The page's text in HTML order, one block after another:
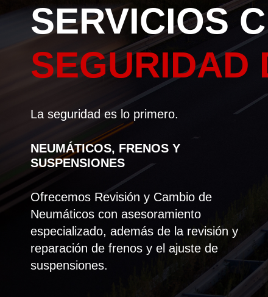
SERVICIOS
SEGURIDAD
La seguridad es lo primero.
NEUMÁTICOS, FRENOS Y
SUSPENSIONES
Ofrecemos Revisión y Cambio de
Neumáticos con asesoramiento
especializado, además de la revisión y
reparación de frenos y el ajuste de
suspensiones.